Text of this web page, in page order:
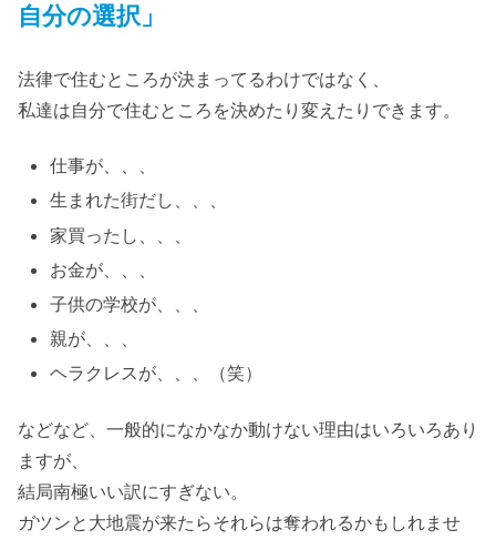
自分の選択」
法律で住むところが決まってるわけではなく、
私達は自分で住むところを決めたり変えたりできます。
仕事が、、、
生まれた街だし、、、
家買ったし、、、
お金が、、、
子供の学校が、、、
親が、、、
ヘラクレスが、、、（笑）
などなど、一般的になかなか動けない理由はいろいろあり
ますが、
結局南極いい訳にすぎない。
ガツンと大地震が来たらそれらは奪われるかもしれませ